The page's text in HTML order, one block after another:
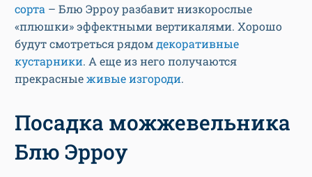
сорта – Блю Эрроу разбавит низкорослые
«плюшки» эффектными вертикалями. Хорошо
будут смотреться рядомдекоративные
кустарники. А еще из него получаются
прекрасныеживые изгороди.
Посадка можжевельника
Блю Эрроу